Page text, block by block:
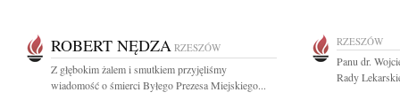
ROBERT NĘDZA RZESZÓW
Z głębokim żalem i smutkiem przyjęliśmy
wiadomość o śmierci Byłego Prezesa Miejskiego...
RZESZÓW
Panu dr.
Rady